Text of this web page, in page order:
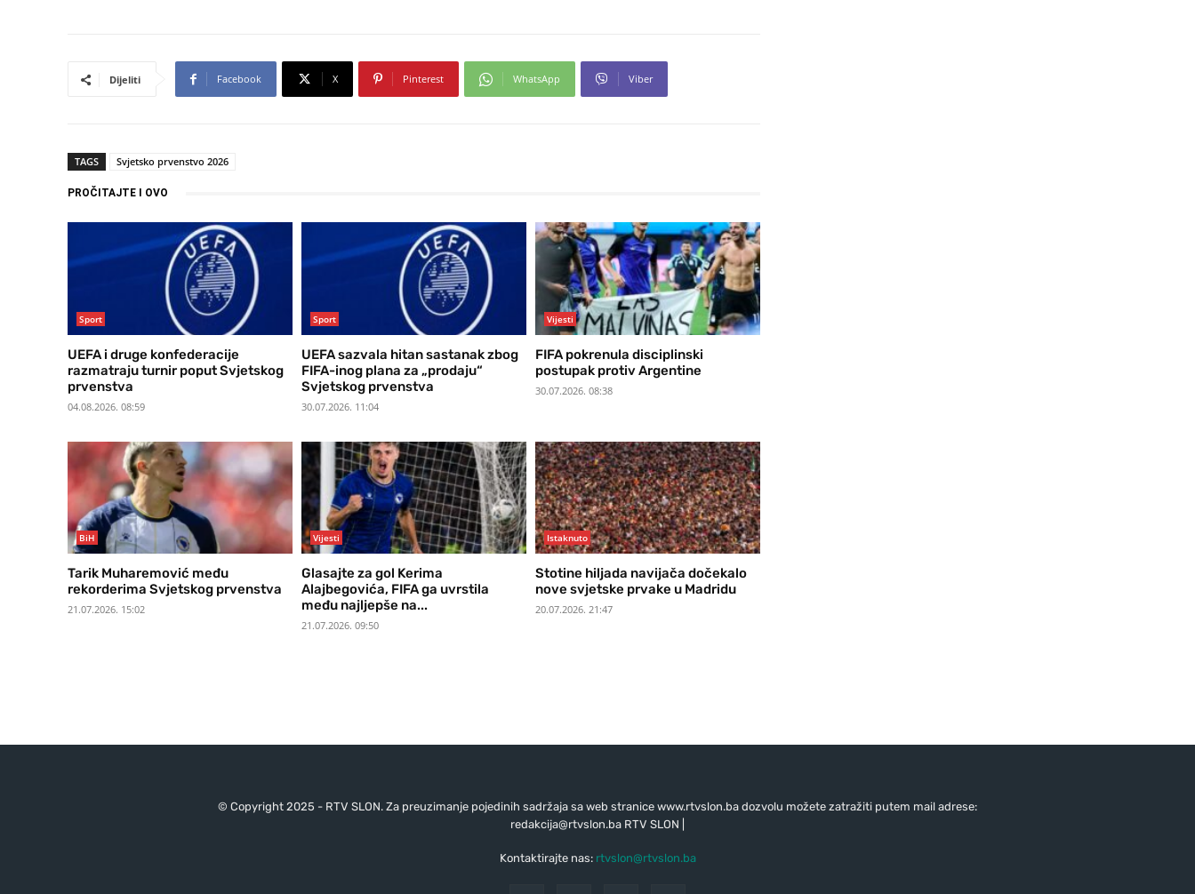
Dijeliti Facebook X Pinterest WhatsApp Viber
TAGS Svjetsko prvenstvo 2026
PROČITAJTE I OVO
Sport
UEFA i druge konfederacije
razmatraju turnir poput Svjetskog
prvenstva
04.08.2026. 08:59
Sport
UEFA sazvala hitan sastanak zbog
FIFA-inog plana za „prodaju“
Svjetskog prvenstva
30.07.2026. 11:04
Vijesti
FIFA pokrenula disciplinski
postupak protiv Argentine
30.07.2026. 08:38
BiH
Tarik Muharemović među
rekorderima Svjetskog prvenstva
21.07.2026. 15:02
Vijesti
Glasajte za gol Kerima
Alajbegovića, FIFA ga uvrstila
među najljepše na...
21.07.2026. 09:50
Istaknuto
Stotine hiljada navijača dočekalo
nove svjetske prvake u Madridu
20.07.2026. 21:47
© Copyright 2025 - RTV SLON. Za preuzimanje pojedinih sadržaja sa web stranice www.rtvslon.ba dozvolu možete zatražiti putem mail adrese:
redakcija@rtvslon.baRTV SLON |
Kontaktirajte nas: rtvslon@rtvslon.ba